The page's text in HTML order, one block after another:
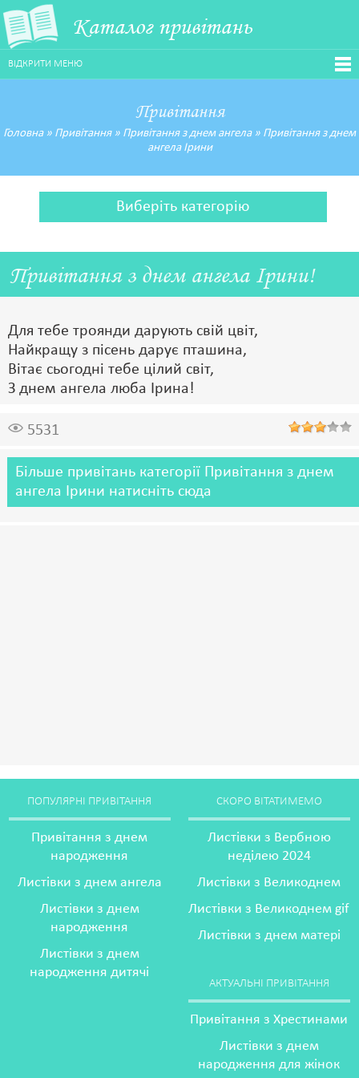
Каталог привітань
ВІДКРИТИ МЕНЮ
Привітання
Головна» Привітання» Привітання з днем ангела» Привітання з днем
ангела Ірини
Виберіть категорію
Привітання з днем ангела Ірини!
Для тебе троянди дарують свій цвіт,
Найкращу з пісень дарує пташина,
Вітає сьогодні тебе цілий світ,
З днем ангела люба Ірина!
5531
Більше привітань категорії Привітання з днем
ангела Ірини натисніть сюда
ПОПУЛЯРНІ ПРИВІТАННЯ
Привітання з днем
народження
Листівки з днем ангела
Листівки з днем
народження
Листівки з днем
народження дитячі
СКОРО ВІТАТИМЕМО
Листівки з Вербною
неділею 2024
Листівки з Великоднем
Листівки з Великоднем gif
Листівки з днем матері
АКТУАЛЬНІ ПРИВІТАННЯ
Привітання з Хрестинами
Листівки з днем
народження для жінок